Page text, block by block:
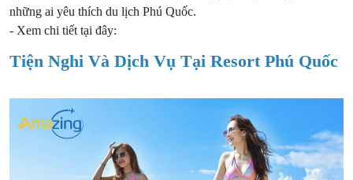
những ai yêu thích du lịch Phú Quốc.
- Xem chi tiết tại đây:
Tiện Nghi Và Dịch Vụ Tại Resort Phú Quốc